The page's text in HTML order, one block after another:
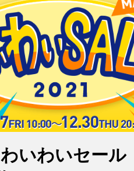
わいわいセール